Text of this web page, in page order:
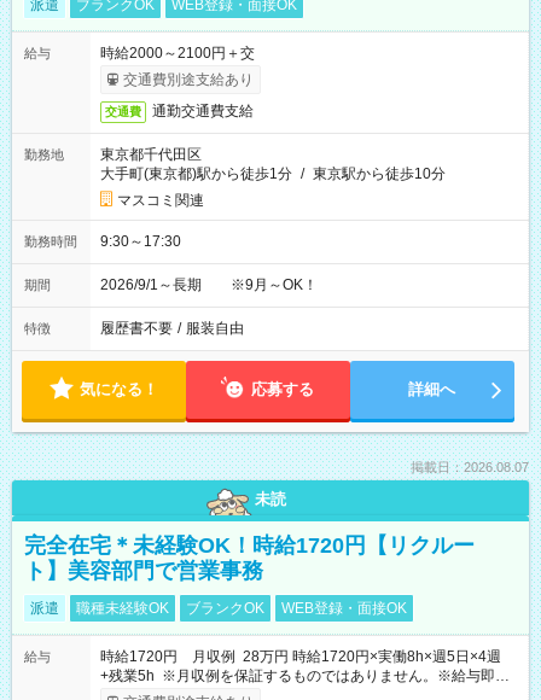
派遣 ブランクOK WEB登録・面接OK
給与
時給2000～2100円＋交
交通費別途支給あり
交通費 通勤交通費支給
勤務地
東京都千代田区
大手町(東京都)駅から徒歩1分 / 東京駅から徒歩10分
マスコミ関連
勤務時間 9:30～17:30
期間 2026/9/1～長期 ※9月～OK！
特徴 履歴書不要 / 服装自由
気になる！ 応募する 詳細へ
掲載日：2026.08.07
未読
完全在宅＊未経験OK！時給1720円【リクルー
ト】美容部門で営業事務
派遣 職種未経験OK ブランクOK WEB登録・面接OK
給与
時給1720円 月収例 28万円 時給1720円×実働8h×週5日×4週
+残業5h ※月収例を保証するものではありません。※給与即受
取りサービス利用可（利用条件有）